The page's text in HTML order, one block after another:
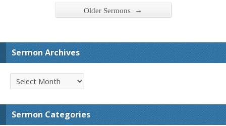
Older Sermons →
Sermon Archives
Sermon Categories